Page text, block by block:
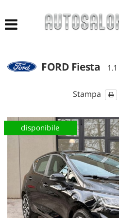
ACQUISTIAMO USATO
AZIENDA
ASSISTENZA
CONTATTI
FORD Fiesta
Stampa
disponibile